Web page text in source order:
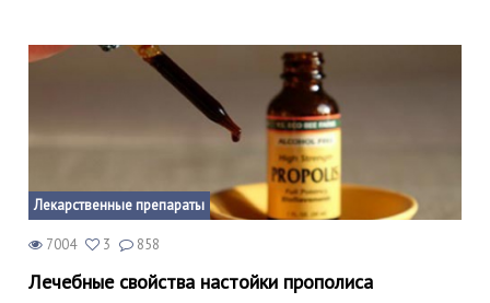
Лекарственные препараты
7004 3 858
Лечебные свойства настойки прополиса